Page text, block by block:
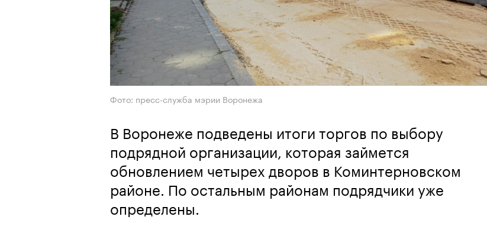
Фото: пресс-служба мэрии Воронежа
В Воронеже подведены итоги торгов по выбору
подрядной организации, которая займется
обновлением четырех дворов в Коминтерновском
районе. По остальным районам подрядчики уже
определены.